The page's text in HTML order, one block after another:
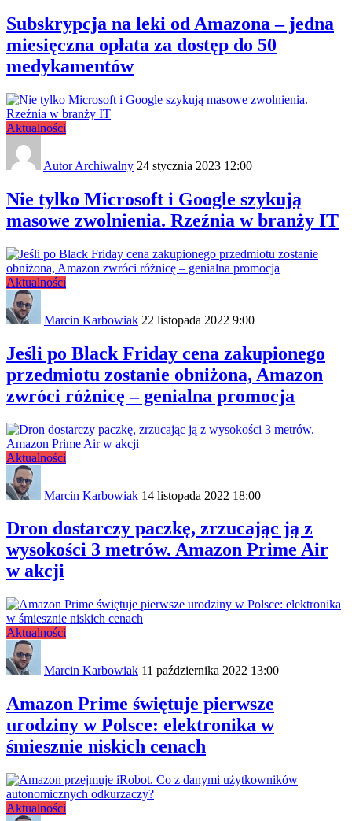
Subskrypcja na leki od Amazona – jedna
miesięczna opłata za dostęp do 50
medykamentów
Aktualności
Autor Archiwalny 24 stycznia 2023 12:00
Nie tylko Microsoft i Google szykują
masowe zwolnienia. Rzeźnia w branży IT
Aktualności
Marcin Karbowiak 22 listopada 2022 9:00
Jeśli po Black Friday cena zakupionego
przedmiotu zostanie obniżona, Amazon
zwróci różnicę – genialna promocja
Aktualności
Marcin Karbowiak 14 listopada 2022 18:00
Dron dostarczy paczkę, zrzucając ją z
wysokości 3 metrów. Amazon Prime Air
w akcji
Aktualności
Marcin Karbowiak 11 października 2022 13:00
Amazon Prime świętuje pierwsze
urodziny w Polsce: elektronika w
śmiesznie niskich cenach
Aktualności